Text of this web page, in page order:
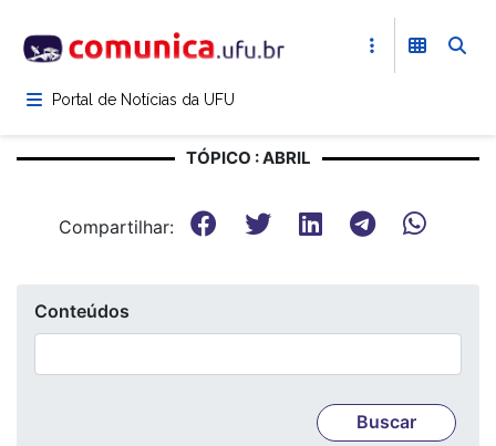
para
conteúdoPortal de Notícias da UFU
TÓPICO : ABRIL
Compartilhar:
Conteúdos